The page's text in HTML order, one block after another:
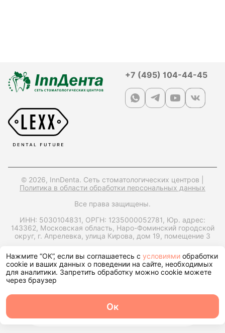
+7 (495) 104-44-45
© 2026, InnDenta. Сеть стоматологических центров |
Политика в области обработки персональных данных
Все права защищены.
ИНН: 5030104831, ОРГН: 1235000052781, Юр. адрес:
143362, Московская область, Наро-Фоминский городской
округ, г. Апрелевка, улица Кирова, дом 19, помещение 3
Запрос справки на налоговый вычет
Нажмите “ОК”, если вы соглашаетесь с условиями обработки
cookie и ваших данных о поведении на сайте, необходимых
для аналитики. Запретить обработку можно cookie можете
через браузер
Ок